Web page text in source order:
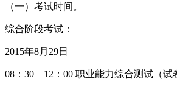
（一）考试时间。
综合阶段考试：
2015年8月29日
08：30—12：00 职业能力综合测试（试